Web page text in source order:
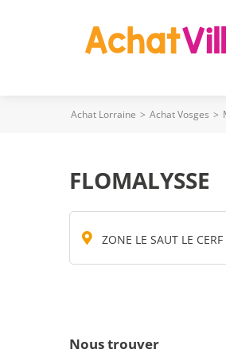
Achat Lorraine > Achat Vosges >
FLOMALYSSE
ZONE LE SAUT LE
Nous trouver